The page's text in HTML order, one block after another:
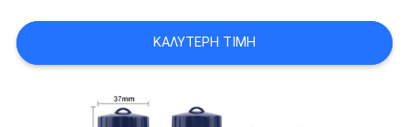
SITEMAP
PRIVACY
ΚΑΛΎΤΕΡΗ ΤΙΜΉ